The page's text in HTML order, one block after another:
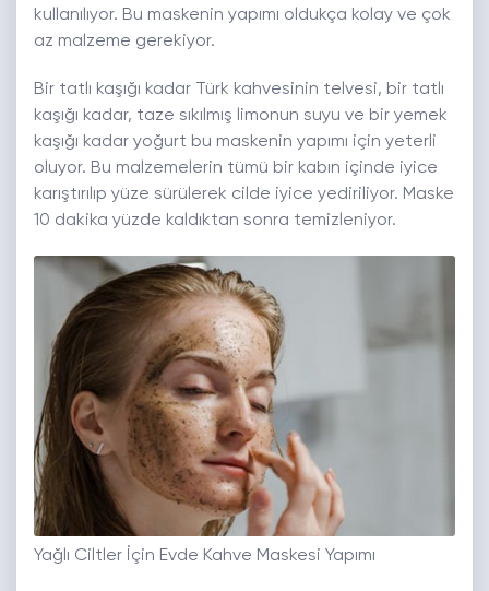
kullanılıyor. Bu maskenin yapımı oldukça kolay ve çok
az malzeme gerekiyor.
Bir tatlı kaşığı kadar Türk kahvesinin telvesi, bir tatlı
kaşığı kadar, taze sıkılmış limonun suyu ve bir yemek
kaşığı kadar yoğurt bu maskenin yapımı için yeterli
oluyor. Bu malzemelerin tümü bir kabın içinde iyice
karıştırılıp yüze sürülerek cilde iyice yediriliyor. Maske
10 dakika yüzde kaldıktan sonra temizleniyor.
Yağlı Ciltler İçin Evde Kahve Maskesi Yapımı